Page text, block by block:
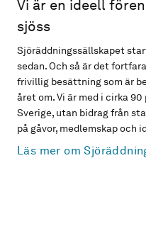
Vi är en ideell
sjöss
Sjöräddningssällskapet
sedan. Och så är det
frivillig besättning som är
året om. Vi är med i cirka
Sverige, utan bidrag från
på gåvor, medlemskap och
Läs mer om